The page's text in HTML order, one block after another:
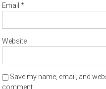
Email*
Website
Save my name, email, and
comment.